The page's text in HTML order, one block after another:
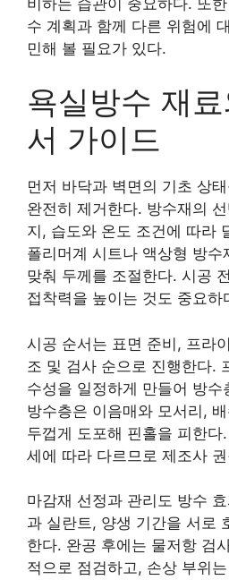
수 계획과 함께 다른 위험에
민해 볼 필요가 있다.
욕실방수 재
서 가이드
먼저 바닥과 벽면의 기초 상
완전히 제거한다. 방수재의
지, 습도와 온도 조건에 따라
폴리머계 시트나 액상형 방수
맞춰 두께를 조절한다. 시공
접착력을 높이는 것도 중요하
시공 순서는 표면 준비, 프라
조 및 검사 순으로 진행한다.
수성을 일정하게 만들어 방
방수층은 이음매와 모서리,
두껍게 도포해 핀홀을 피한다
세에 따라 다르므로 제조사
마감재 선정과 관리도 방수
과 실란트, 양생 기간을 서로
한다. 완공 후에는 물저항 검
적으로 점검하고, 손상 부위